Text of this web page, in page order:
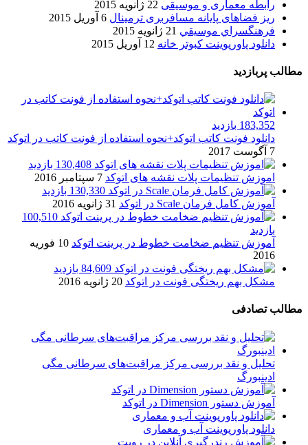
رابطه معماری و موسیقی 22 ژانویه 2015
ریز فضاهای پایانه مسافربری ترمینال 6 آوریل 2015
فرهنگسراي موسيقي 21 ژانویه 2015
دانلود پاورپوینت کبوتر خانه 12 آوریل 2015
مطالب پربازدید
183,352 بازدید
دانلود فونت کاتب اتوکد+نحوه استفاده از فونت کاتب در اتوکد
7 آگوست 2017
130,408 بازدید
اموزش تنظیمات پلات نقشه های اتوکد 7 سپتامبر 2016
130,330 بازدید
آموزش کامل فرمان Scale در اتوکد
31 ژانویه 2016
100,510
بازدید
آموزش تنظیم ضخامت خطوط در پرینت اتوکد
10 فوریه
2016
84,609 بازدید
مشکل بهم ریختگی فونت در اتوکد 20 ژانویه 2016
مطالب تصادفی
تحلیل و نقد بررسی مرکز مراقبت‌های سرطانی مگی
ادینبورگ
آموزش دستور Dimension در اتوکد
دانلود پاورپوینت آب و معماری